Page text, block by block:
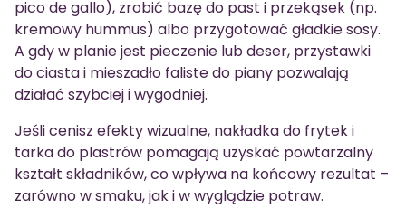
pico de gallo), zrobić bazę do past i przekąsek (np.
kremowy hummus) albo przygotować gładkie sosy.
A gdy w planie jest pieczenie lub deser, przystawki
do ciasta i mieszadło faliste do piany pozwalają
działać szybciej i wygodniej.
Jeśli cenisz efekty wizualne, nakładka do frytek i
tarka do plastrów pomagają uzyskać powtarzalny
kształt składników, co wpływa na końcowy rezultat –
zarówno w smaku, jak i w wyglądzie potraw.